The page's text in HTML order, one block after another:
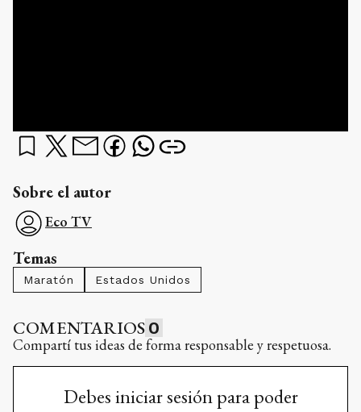
Sobre el autor
Eco TV
Temas
Maratón Estados Unidos
COMENTARIOS 0
Compartí tus ideas de forma responsable y respetuosa.
Debes iniciar sesión para poder